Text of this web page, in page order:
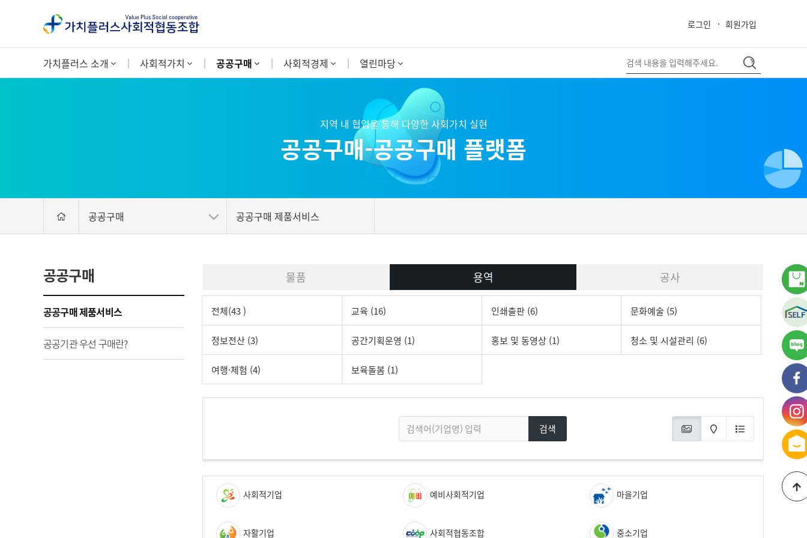
로그인 회원가입
close
가치플러스 소개 사회적가치 공공구매 사회적경제 열린마당
지역 내 협업을 통해 다양한 사회가치 실현
공공구매-공공구매 플랫폼
공공구매 공공구매 제품서비스
공공구매
공공구매 제품서비스
공공기관 우선 구매란?
용역
물품 공사
전체(43 ) 교육 (16) 인쇄출판 (6) 문화예술 (5)
정보전산 (3) 공간기획운영 (1) 홍보 및 동영상 (1) 청소 및 시설관리 (6)
여행·체험 (4) 보육돌봄 (1)
검색
사회적기업 예비사회적기업 마을기업
자활기업 사회적협동조합 중소기업
가
블
가
페
가
인